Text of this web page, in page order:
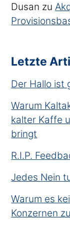
Dusan zu
Letzte
Der Hallo ist
Warum
kalter Kaffe
bringt
R.I.P.
Jedes Nein
Warum es
Konzernen